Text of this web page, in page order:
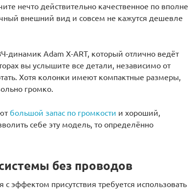
нечто действительно качественное по вполне
внешний вид и совсем не кажутся дешевле
Adam X-ART, который отлично ведёт
вы услышите все детали, независимо от
Хотя колонки имеют компактные размеры,
громко.
большой запас по громкости и хороший,
себе эту модель, то определённо
без проводов
с эффектом присутствия требуется использовать